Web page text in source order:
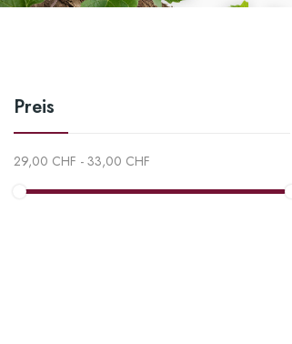
Preis
29,00 CHF - 33,00 CHF